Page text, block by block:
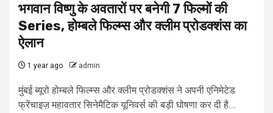
भगवान विष्णु के अवतारों पर बनेगी 7 फिल्मों की
Series, होम्बले फिल्म्स और क्लीम प्रोडक्शंस का
ऐलान
1 year ago admin
मुंबई ब्यूरो होम्बले फिल्म्स और क्लीम प्रोडक्शंस ने अपनी एनिमेटेड
फ्रेंचाइज़ महावतार सिनेमैटिक यूनिवर्स की बड़ी घोषणा कर दी है....